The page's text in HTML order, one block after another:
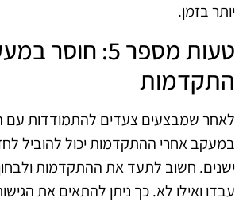
יותר בזמן.
טעות מספר 5:
התקדמות
לאחר שמבצעים צעדים להתמודדות עם
במעקב אחרי ההתקדמות יכול להוביל
ישנים. חשוב לתעד את ההתקדמות ולבחון
עבדו ואילו לא. כך ניתן להתאים את